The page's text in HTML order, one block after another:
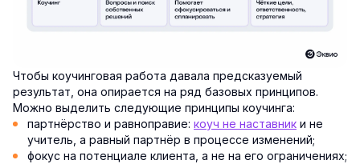
Чтобы коучинговая работа давала предсказуемый
результат, она опирается на ряд базовых принципов.
Можно выделить следующие принципы коучинга:
партнёрство и равноправие: коуч не наставник и не
учитель, а равный партнёр в процессе изменений;
фокус на потенциале клиента, а не на его ограничениях;